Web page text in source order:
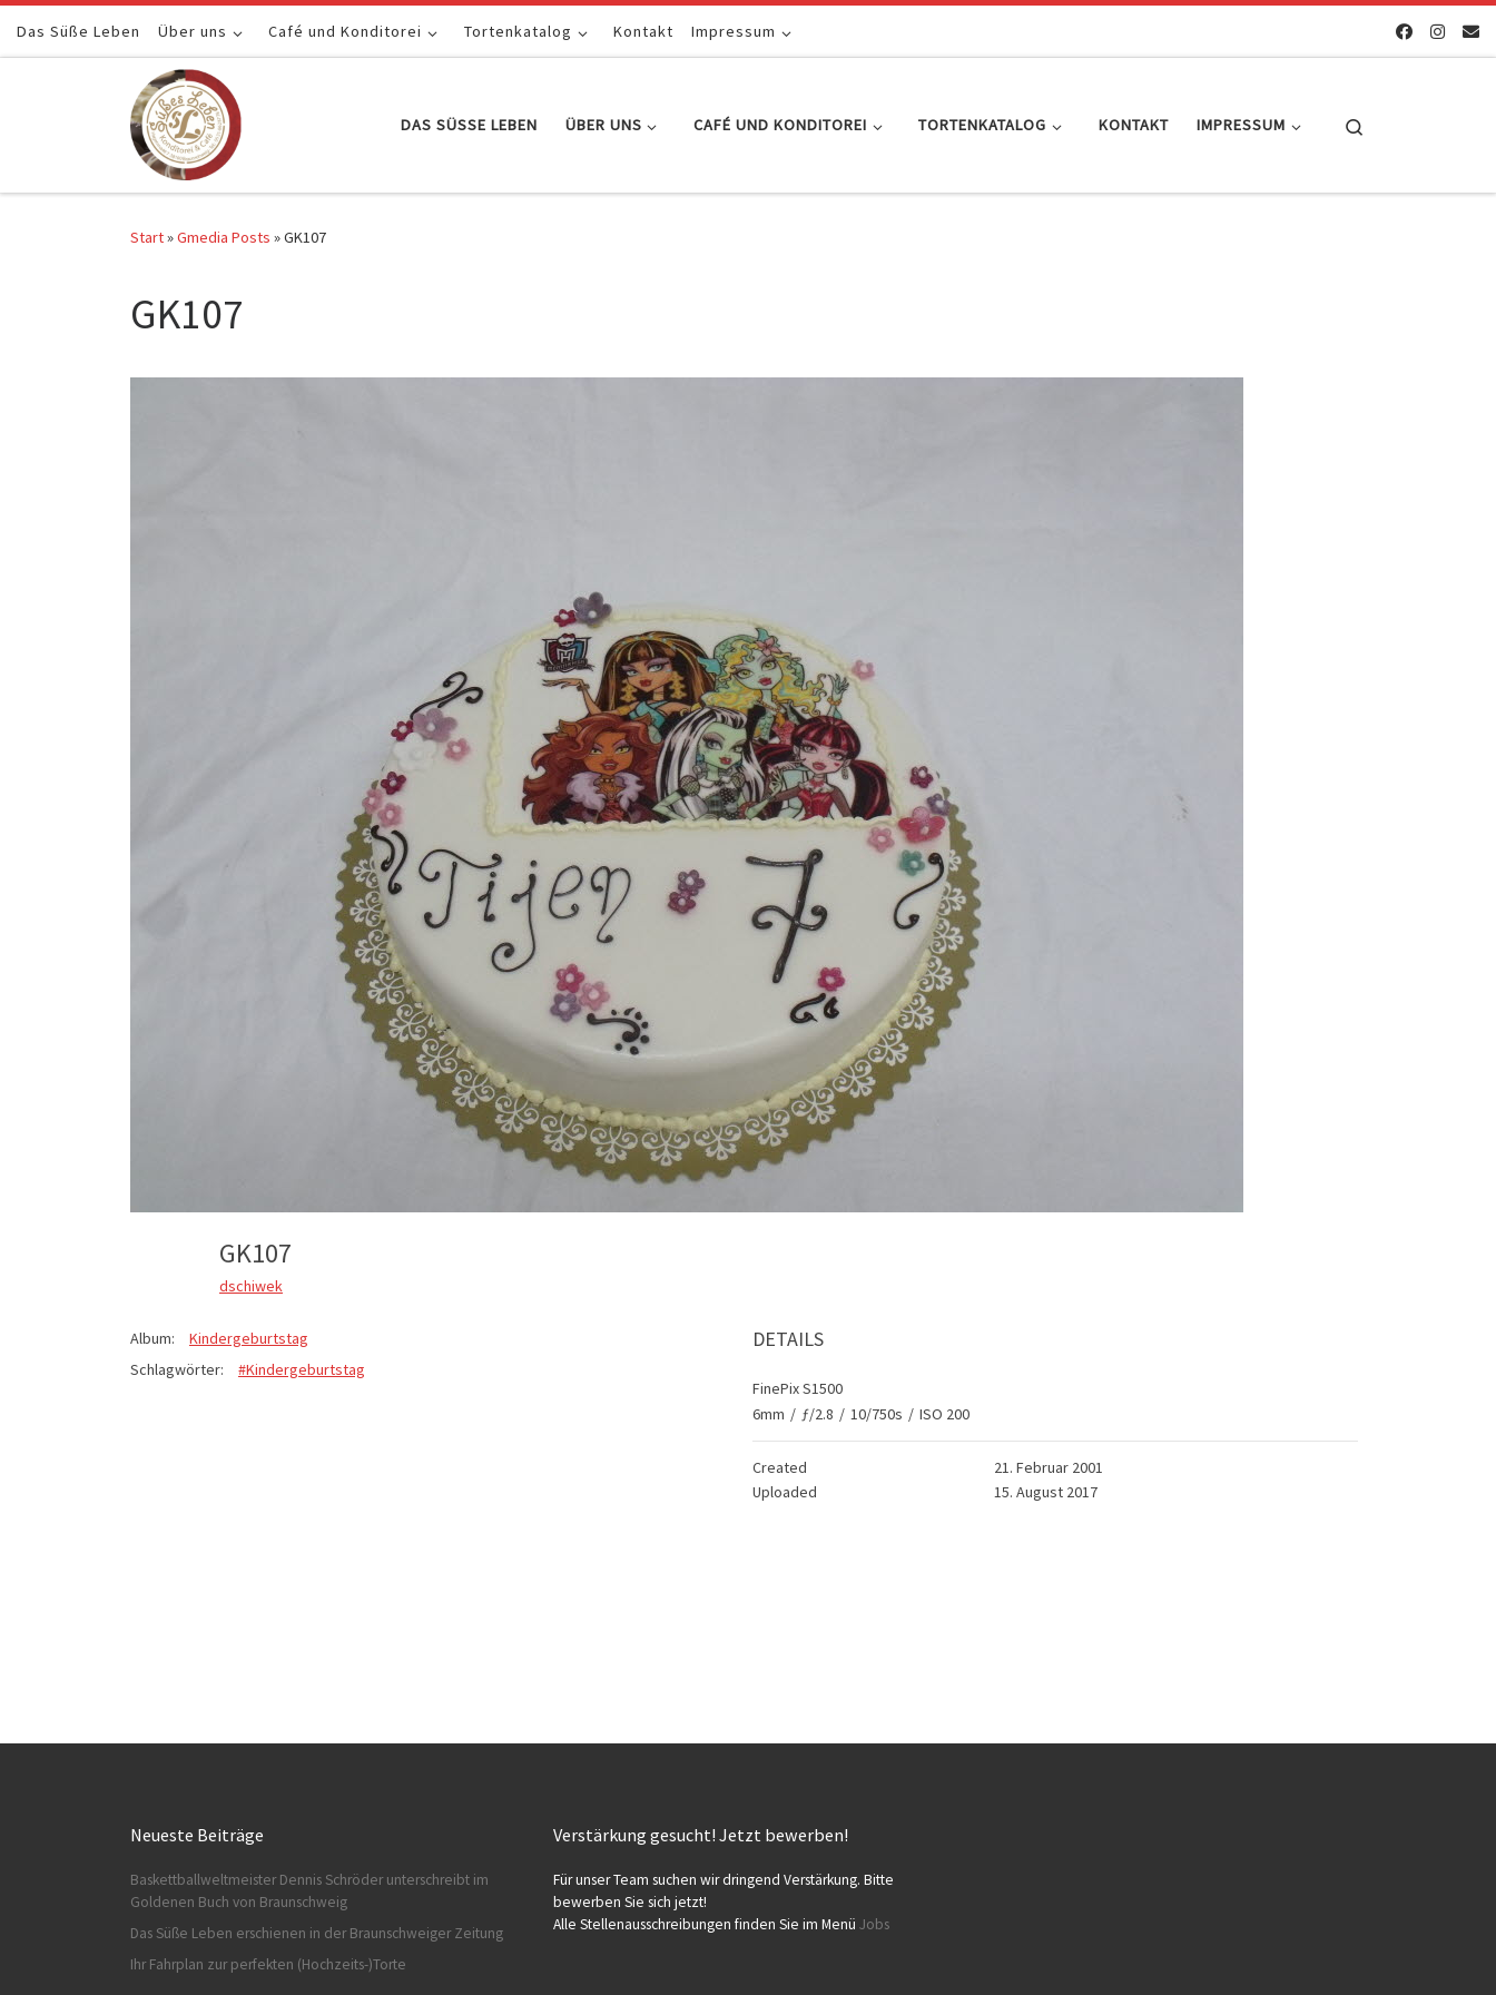
Zum Inhalt springen
Das Süße Leben Über uns Café und Konditorei Tortenkatalog Kontakt Impressum
DAS SÜSSE LEBEN ÜBER UNS CAFÉ UND KONDITOREI TORTENKATALOG KONTAKT IMPRESSUM
Start»Gmedia Posts »GK107
GK107
GK107
dschiwek
Album:
Kindergeburtstag
Schlagwörter:
#Kindergeburtstag
DETAILS
FinePix S1500
6mm / ƒ/2.8 / 10/750s / ISO 200
Created
21. Februar 2001
Uploaded
15. August 2017
Neueste Beiträge
Baskettballweltmeister Dennis Schröder unterschreibt im
Goldenen Buch von Braunschweig
Das Süße Leben erschienen in der Braunschweiger Zeitung
Ihr Fahrplan zur perfekten (Hochzeits-)Torte
Verstärkung gesucht! Jetzt bewerben!
Für unser Team suchen wir dringend Verstärkung. Bitte
bewerben Sie sich jetzt!
Alle Stellenausschreibungen finden Sie im Menü Jobs